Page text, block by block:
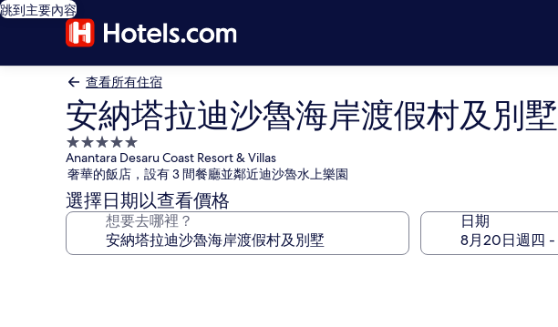
跳到主要內容
查看所有住宿
安納塔拉迪沙魯海岸渡假村及別墅
5.0
星
級
住
宿
Anantara Desaru Coast Resort & Villas
奢華的飯店，設有 3 間餐廳並鄰近迪沙魯水上樂園
選擇日期以查看價格
想要去哪裡？ 日期